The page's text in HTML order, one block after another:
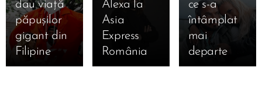
dau viață
păpușilor
gigant din
Filipine
Alexa la
Asia
Express
România
ce s-a
întâmplat
mai
departe